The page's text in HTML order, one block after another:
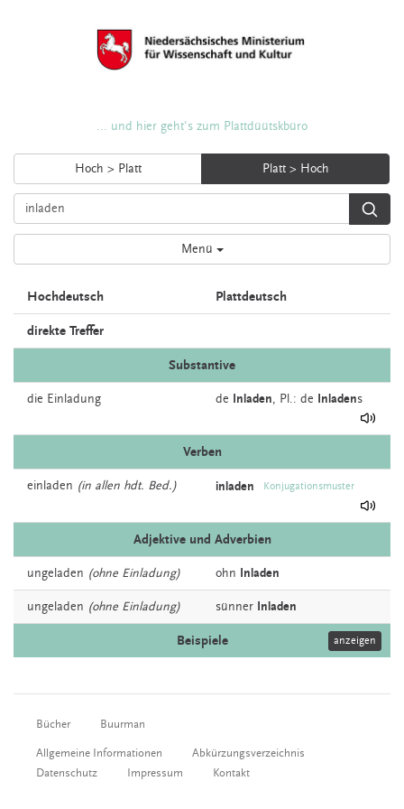
... und hier geht's zum Plattdüütskbüro
Hoch > Platt Platt > Hoch
Menü
Hochdeutsch Plattdeutsch
direkte Treffer
Substantive
die Einladung de Inladen, Pl.: de Inladens
Verben
einladen (in allen hdt. Bed.) inladen Konjugationsmuster
Adjektive und Adverbien
ungeladen (ohne Einladung) ohn Inladen
ungeladen (ohne Einladung) sünner Inladen
Beispiele anzeigen
Bücher Buurman
Allgemeine Informationen
Abkürzungsverzeichnis
Datenschutz
Impressum Kontakt